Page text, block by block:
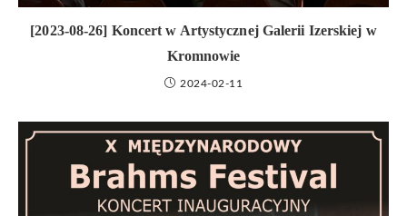
[2023-08-26] Koncert w Artystycznej Galerii Izerskiej w
Kromnowie
2024-02-11